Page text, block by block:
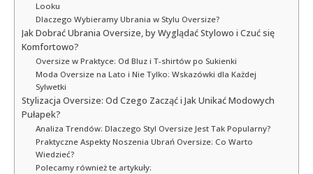
Looku
Dlaczego Wybieramy Ubrania w Stylu Oversize?
Jak Dobrać Ubrania Oversize, by Wyglądać Stylowo i Czuć się
Komfortowo?
Oversize w Praktyce: Od Bluz i T-shirtów po Sukienki
Moda Oversize na Lato i Nie Tylko: Wskazówki dla Każdej
Sylwetki
Stylizacja Oversize: Od Czego Zacząć i Jak Unikać Modowych
Pułapek?
Analiza Trendów: Dlaczego Styl Oversize Jest Tak Popularny?
Praktyczne Aspekty Noszenia Ubrań Oversize: Co Warto
Wiedzieć?
Polecamy również te artykuły: